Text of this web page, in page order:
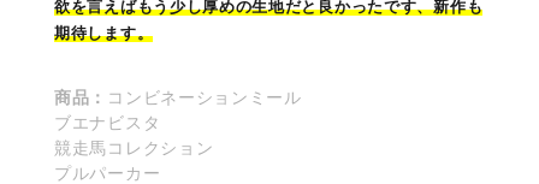
欲を言えばもう少し厚めの生地だと良かったです、新作も
期待します。
商品： コンビネーションミール
ブエナビスタ
競走馬コレクション
プルパーカー